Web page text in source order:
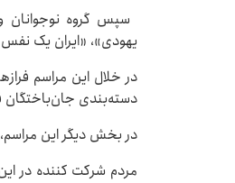
سپس گروه نوجوانان
یهودی»، «ایران یک نفس
در خلال این مراسم
دسته‌بندی
در بخش دیگر این
مردم شرکت کننده در